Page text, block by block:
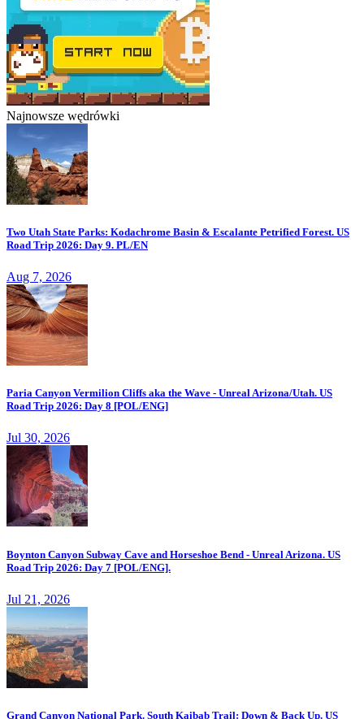
Najnowsze wędrówki
Two Utah State Parks: Kodachrome Basin & Escalante Petrified Forest. US
Road Trip 2026: Day 9. PL/EN
Aug 7, 2026
Paria Canyon Vermilion Cliffs aka the Wave - Unreal Arizona/Utah. US
Road Trip 2026: Day 8 [POL/ENG]
Jul 30, 2026
Boynton Canyon Subway Cave and Horseshoe Bend - Unreal Arizona. US
Road Trip 2026: Day 7 [POL/ENG].
Jul 21, 2026
Grand Canyon National Park. South Kaibab Trail: Down & Back Up. US